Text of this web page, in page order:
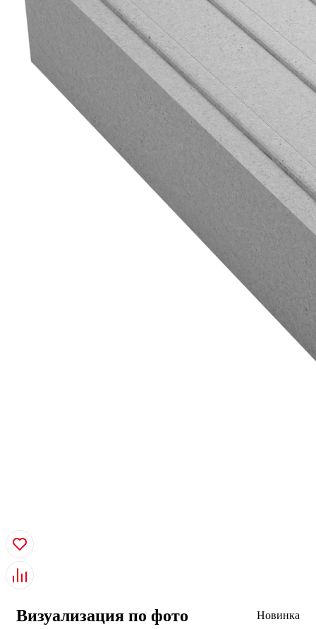
Визуализация по фото Новинка